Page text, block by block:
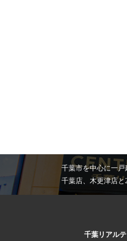
千葉市を中心に一
千葉店、木更津店
千葉リアル